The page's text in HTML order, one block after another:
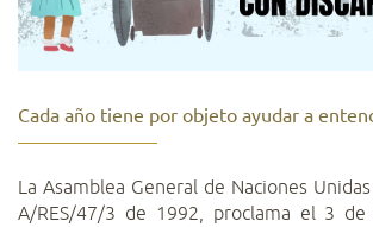
Cada año tiene por objeto ayudar a
La Asamblea General de Naciones
A/RES/47/3 de 1992, proclama el 3